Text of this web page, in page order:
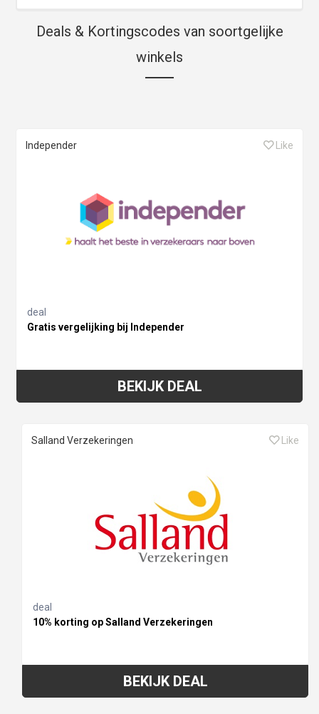
Deals & Kortingscodes van soortgelijke
winkels
Independer Like
deal
Gratis vergelijking bij Independer
BEKIJK DEAL
Salland Verzekeringen Like
deal
10% korting op Salland Verzekeringen
BEKIJK DEAL